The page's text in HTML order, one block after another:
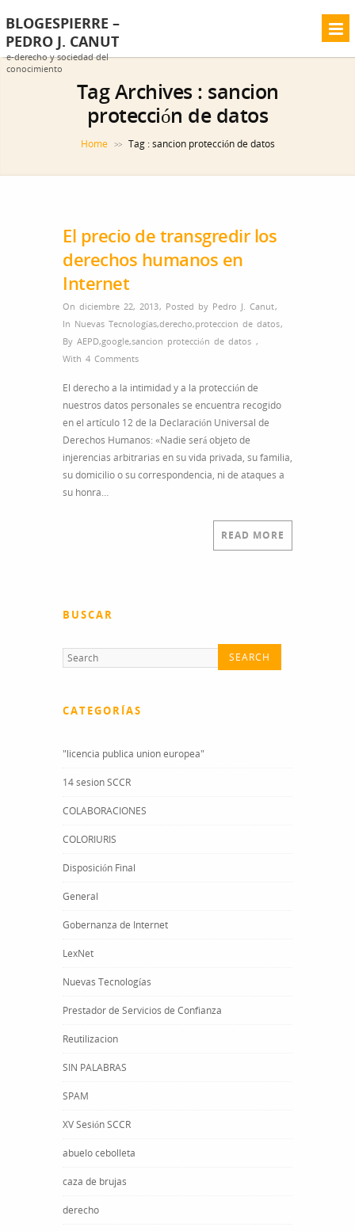
BLOGESPIERRE –
PEDRO J. CANUT
e-derecho y sociedad del
conocimiento
Tag Archives : sancion
protección de datos
Home >> Tag : sancion protección de datos
El precio de transgredir los
derechos humanos en
Internet
On diciembre 22, 2013, Posted by Pedro J. Canut,
In Nuevas Tecnologías,derecho,proteccion de datos,
By AEPD,google,sancion protección de datos ,
With 4 Comments
El derecho a la intimidad y a la protección de
nuestros datos personales se encuentra recogido
en el artículo 12 de la Declaración Universal de
Derechos Humanos: «Nadie será objeto de
injerencias arbitrarias en su vida privada, su familia,
su domicilio o su correspondencia, ni de ataques a
su honra…
READ MORE
BUSCAR
CATEGORÍAS
"licencia publica union europea"
14 sesion SCCR
COLABORACIONES
COLORIURIS
Disposición Final
General
Gobernanza de Internet
LexNet
Nuevas Tecnologías
Prestador de Servicios de Confianza
Reutilizacion
SIN PALABRAS
SPAM
XV Sesión SCCR
abuelo cebolleta
caza de brujas
derecho